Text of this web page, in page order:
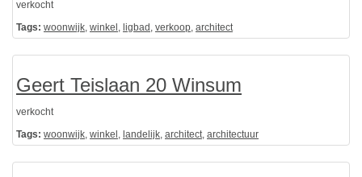
verkocht
Tags: woonwijk, winkel , ligbad , verkoop, architect
Geert Teislaan 20 Winsum
verkocht
Tags: woonwijk, winkel , landelijk, architect, architectuur